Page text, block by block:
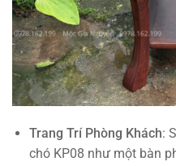
Trang Trí Phòng Khách:
chó KP08 như một bàn